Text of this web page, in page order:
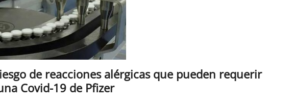
de reacciones alérgicas que pueden requerir
Covid-19 de Pfizer